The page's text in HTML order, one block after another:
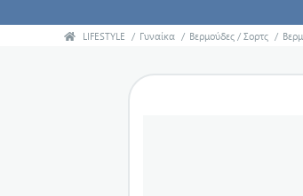
LIFESTYLE / Γυναίκα / Βερμούδες / Σορτς /